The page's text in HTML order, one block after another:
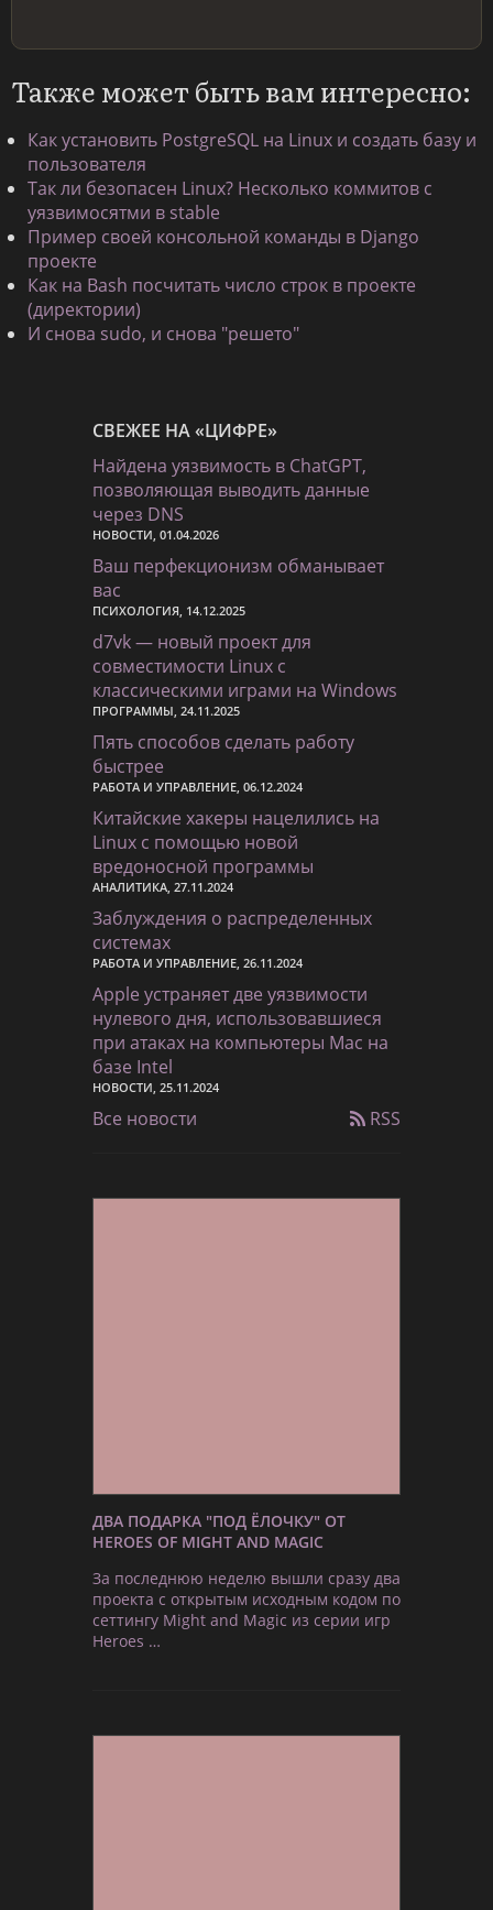
Также может быть вам интересно:
Как установить PostgreSQL на Linux и создать базу и
пользователя
Так ли безопасен Linux? Несколько коммитов с
уязвимосятми в stable
Пример своей консольной команды в Django
проекте
Как на Bash посчитать число строк в проекте
(директории)
И снова sudo, и снова "решето"
СВЕЖЕЕ НА «ЦИФРЕ»
Найдена уязвимость в ChatGPT,
позволяющая выводить данные
через DNS
НОВОСТИ, 01.04.2026
Ваш перфекционизм обманывает
вас
ПСИХОЛОГИЯ, 14.12.2025
d7vk — новый проект для
совместимости Linux с
классическими играми на Windows
ПРОГРАММЫ, 24.11.2025
Пять способов сделать работу
быстрее
РАБОТА И УПРАВЛЕНИЕ, 06.12.2024
Китайские хакеры нацелились на
Linux с помощью новой
вредоносной программы
АНАЛИТИКА, 27.11.2024
Заблуждения о распределенных
системах
РАБОТА И УПРАВЛЕНИЕ, 26.11.2024
Apple устраняет две уязвимости
нулевого дня, использовавшиеся
при атаках на компьютеры Mac на
базе Intel
НОВОСТИ, 25.11.2024
Все новости RSS
ДВА ПОДАРКА "ПОД ЁЛОЧКУ" ОТ
HEROES OF MIGHT AND MAGIC
За последнюю неделю вышли сразу два
проекта с открытым исходным кодом по
сеттингу Might and Magic из серии игр
Heroes …